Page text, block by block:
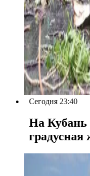
Сегодня 23:40
На Кубань
градусная